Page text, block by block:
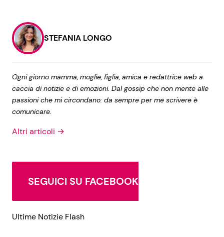
STEFANIA LONGO
Ogni giorno mamma, moglie, figlia, amica e redattrice web a
caccia di notizie e di emozioni. Dal gossip che non mente alle
passioni che mi circondano: da sempre per me scrivere è
comunicare.
Altri articoli →
SEGUICI SU FACEBOOK
Ultime Notizie Flash